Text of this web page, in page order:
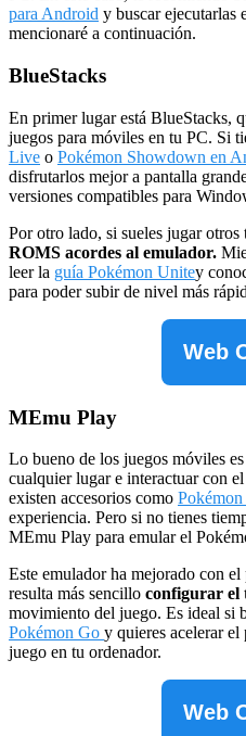
para Android y buscar ejecutarlas
mencionaré a continuación.
BlueStacks
En primer lugar está BlueStacks,
juegos para móviles en tu PC. Si
Live o Pokémon Showdown en
disfrutarlos mejor a pantalla
versiones compatibles para
Por otro lado, si sueles jugar otros
ROMS acordes al emulador.
leer la guía Pokémon Unitey
para poder subir de nivel más
Web
MEmu Play
Lo bueno de los juegos móviles
cualquier lugar e interactuar con
existen accesorios como
experiencia. Pero si no tienes
MEmu Play para emular el
Este emulador ha mejorado con
resulta más sencillo configurar el
movimiento del juego. Es ideal si
Pokémon Go y quieres acelerar
juego en tu ordenador.
Web